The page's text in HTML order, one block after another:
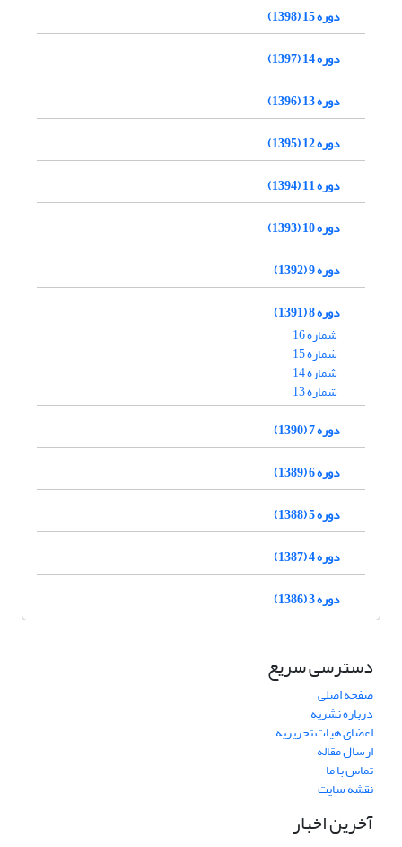
دوره 15 (1398)
دوره 14 (1397)
دوره 13 (1396)
دوره 12 (1395)
دوره 11 (1394)
دوره 10 (1393)
دوره 9 (1392)
دوره 8 (1391)
شماره 16
شماره 15
شماره 14
شماره 13
دوره 7 (1390)
دوره 6 (1389)
دوره 5 (1388)
دوره 4 (1387)
دوره 3 (1386)
دسترسی سریع
صفحه اصلی
درباره نشریه
اعضای هیات تحریریه
ارسال مقاله
تماس با ما
نقشه سایت
آخرین اخبار